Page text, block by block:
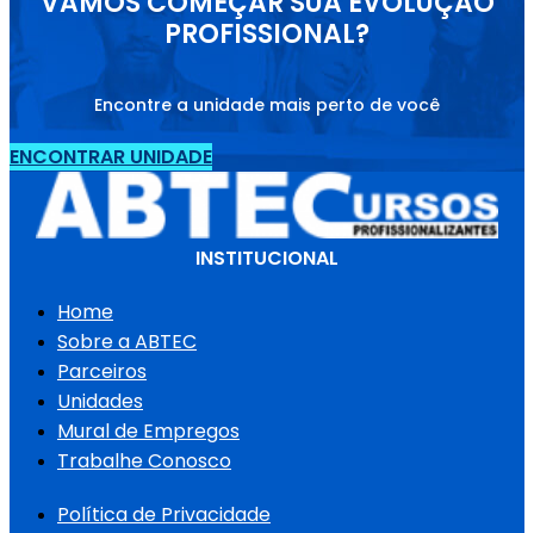
PROFISSIONAL?
Encontre a unidade mais perto de você
ENCONTRAR UNIDADE
INSTITUCIONAL
Home
Sobre a ABTEC
Parceiros
Unidades
Mural de Empregos
Trabalhe Conosco
Política de Privacidade